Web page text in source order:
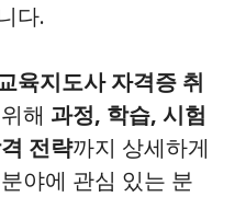
다.
육지도사 자격증 취
해 과정, 학습, 시험
전략까지 상세하게
야에 관심 있는 분